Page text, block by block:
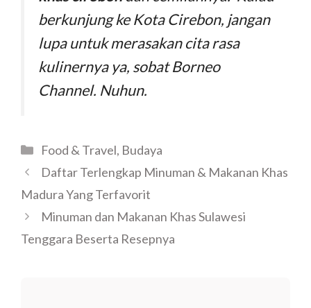
berkunjung ke Kota Cirebon, jangan
lupa untuk merasakan cita rasa
kulinernya ya, sobat Borneo
Channel. Nuhun.
Food & Travel, Budaya
Daftar Terlengkap Minuman & Makanan Khas
Madura Yang Terfavorit
Minuman dan Makanan Khas Sulawesi
Tenggara Beserta Resepnya